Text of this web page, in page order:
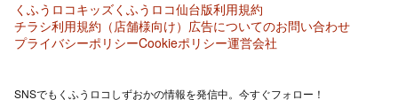
くふうロコキッズくふうロコ仙台版利用規約
チラシ利用規約（店舗様向け） 広告についてのお問い合わせ
プライバシーポリシーCookieポリシー運営会社
SNSでもくふうロコしずおかの情報を発信中。今すぐフォロー！